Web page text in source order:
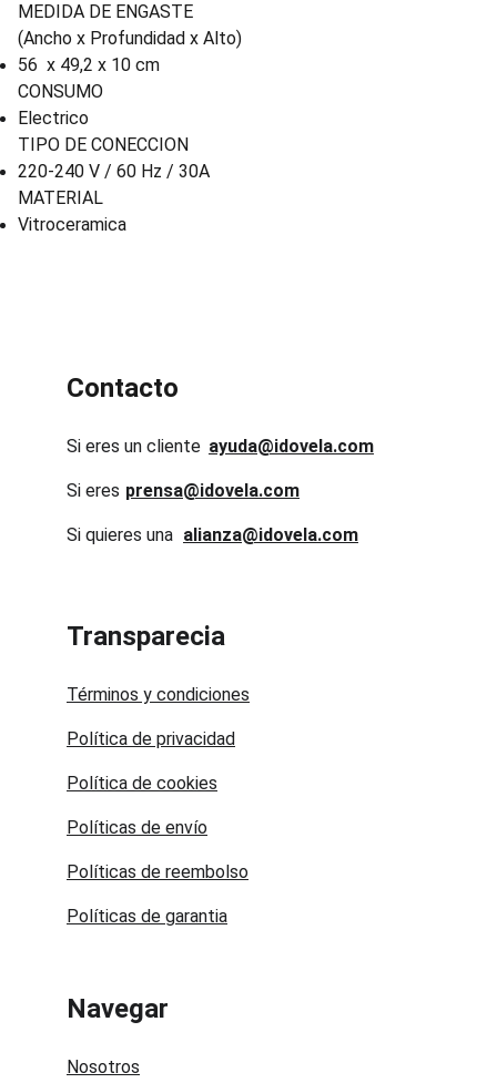
MEDIDA DE ENGASTE
(Ancho x Profundidad x Alto)
56 x 49,2 x 10 cm
CONSUMO
Electrico
TIPO DE CONECCION
220-240 V / 60 Hz / 30A
MATERIAL
Vitroceramica
Contacto
Si eres un cliente
prensa@idovela.com
Si eres
ayuda@idovela.com
Si quieres una alianza@idovela.com
Transparecia
Política de privacidad
Políticas de envío
Navegar
Nosotros
Política de cookies
Políticas de reembolso
Términos y condiciones
Políticas de garantia